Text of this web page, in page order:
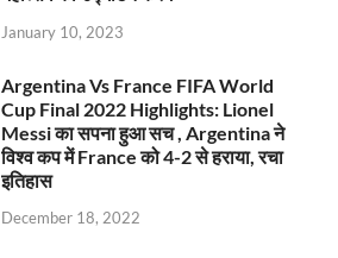
January 10, 2023
Argentina Vs France FIFA World
Cup Final 2022 Highlights: Lionel
Messi का सपना हुआ सच , Argentina ने
विश्व कप में France को 4-2 से हराया, रचा
इतिहास
December 18, 2022